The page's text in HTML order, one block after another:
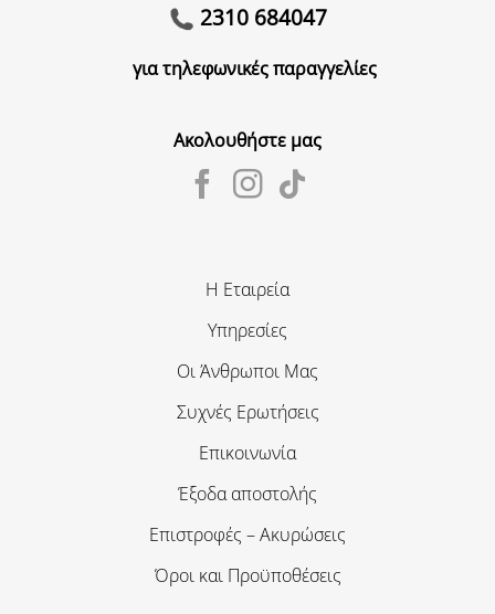
2310 684047
για τηλεφωνικές παραγγελίες
Ακολουθήστε μας
Η Εταιρεία
Υπηρεσίες
Οι Άνθρωποι Μας
Συχνές Ερωτήσεις
Επικοινωνία
Έξοδα αποστολής
Επιστροφές – Ακυρώσεις
Όροι και Προϋποθέσεις